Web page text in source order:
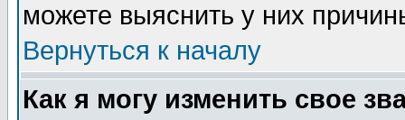
можете выяснить у них
Вернуться к началу
Как я могу изменить свое